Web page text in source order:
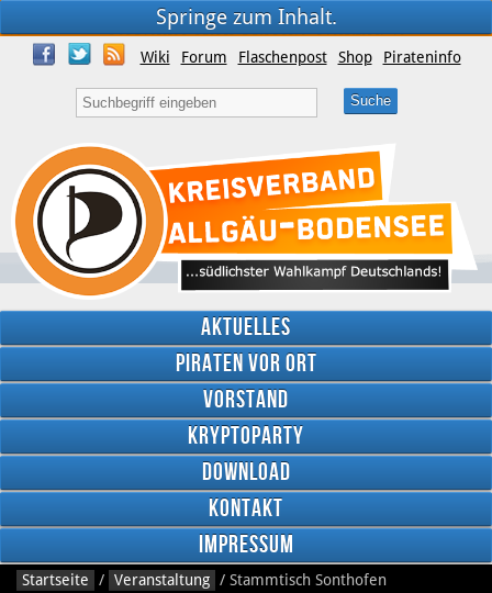
Springe zum Inhalt.
Wiki Forum Flaschenpost Shop Pirateninfo
Aktuelles
Piraten vor Ort
Vorstand
Kryptoparty
Download
Kontakt
Impressum
Startseite / Veranstaltung / Stammtisch Sonthofen